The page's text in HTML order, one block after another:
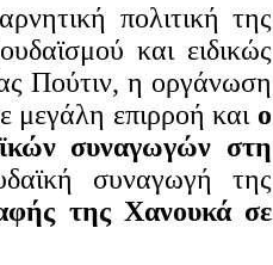
πολιτική της
και ειδικώς
Πούτιν, η οργάνωση
μεγάλη επιρροή και ο
συναγωγών στη
συναγωγή της
της Χανουκά σε